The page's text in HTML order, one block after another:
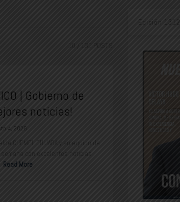
10 / 130 POSTS
| Gobierno de
noticias!
4, 2026
CHEMEL QUIJADA y su equipo de
con excelentes noticias
Read More
Edición 1312